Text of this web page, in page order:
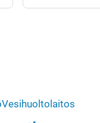
Vesihuoltolaitos